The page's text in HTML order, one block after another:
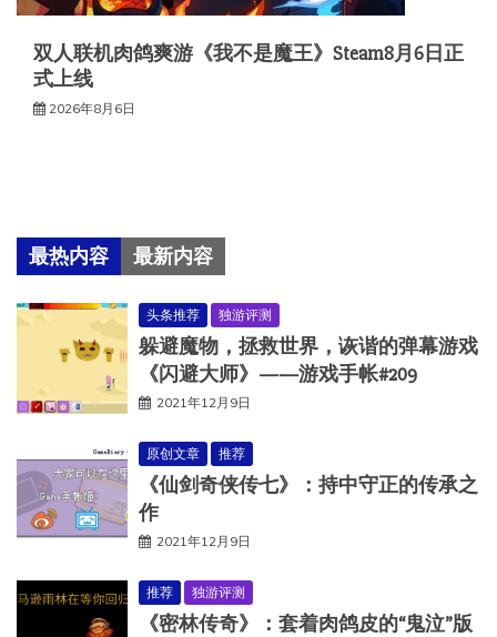
双人联机肉鸽爽游《我不是魔王》Steam8月6日正
式上线
2026年8月6日
最热内容 最新内容
头条推荐 独游评测
躲避魔物，拯救世界，诙谐的弹幕游戏
《闪避大师》——游戏手帐#209
2021年12月9日
原创文章 推荐
《仙剑奇侠传七》：持中守正的传承之
作
2021年12月9日
推荐 独游评测
《密林传奇》：套着肉鸽皮的“鬼泣”版